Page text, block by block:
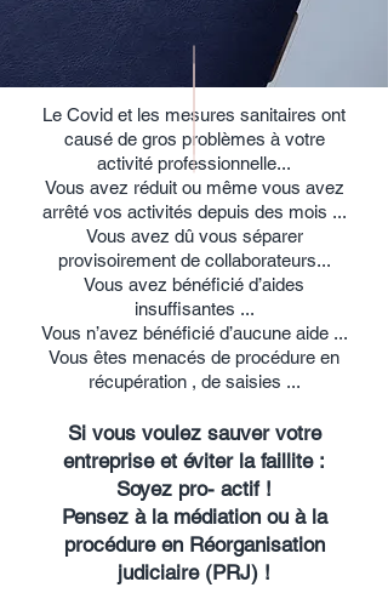
Le Covid et les mesures sanitaires ont
causé de gros problèmes à votre
activité professionnelle...
Vous avez réduit ou même vous avez
arrêté vos activités depuis des mois ...
Vous avez dû vous séparer
provisoirement de collaborateurs...
Vous avez bénéficié d’aides
insuffisantes ...
Vous n’avez bénéficié d’aucune aide ...
Vous êtes menacés de procédure en
récupération , de saisies ...
Si vous voulez sauver votre
entreprise et éviter la faillite :
Soyez pro- actif !
Pensez à la médiation ou à la
procédure en Réorganisation
judiciaire (PRJ) !